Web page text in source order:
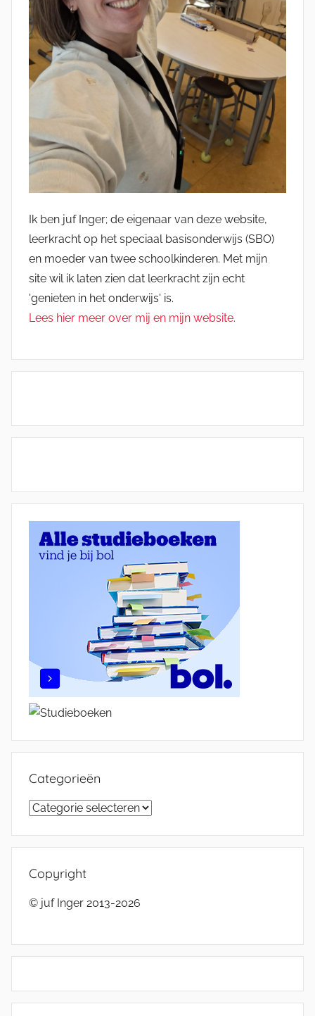
Ik ben juf Inger; de eigenaar van deze website,
leerkracht op het speciaal basisonderwijs (SBO)
en moeder van twee schoolkinderen. Met mijn
site wil ik laten zien dat leerkracht zijn echt
'genieten in het onderwijs' is.
Lees hier meer over mij en mijn website.
Categorieën
Categorieën
Copyright
© juf Inger 2013-2026